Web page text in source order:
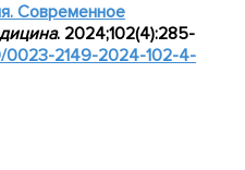
Cовременное
. 2024;102(4):285-
0023-2149-2024-102-4-